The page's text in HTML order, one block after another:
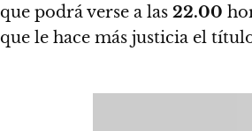
que podrá verse a las 22.00
que le hace más justicia el